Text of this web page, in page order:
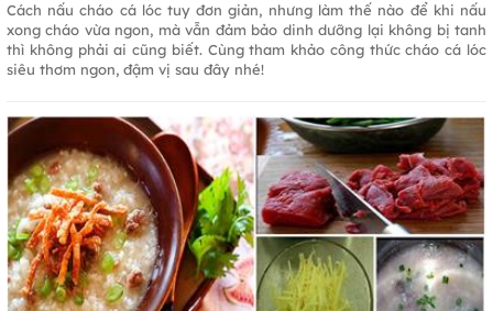
Cách nấu cháo cá lóc tuy đơn giản, nhưng làm thế nào để khi nấu
xong cháo vừa ngon, mà vẫn đảm bảo dinh dưỡng lại không bị tanh
thì không phải ai cũng biết. Cùng tham khảo công thức cháo cá lóc
siêu thơm ngon, đậm vị sau đây nhé!